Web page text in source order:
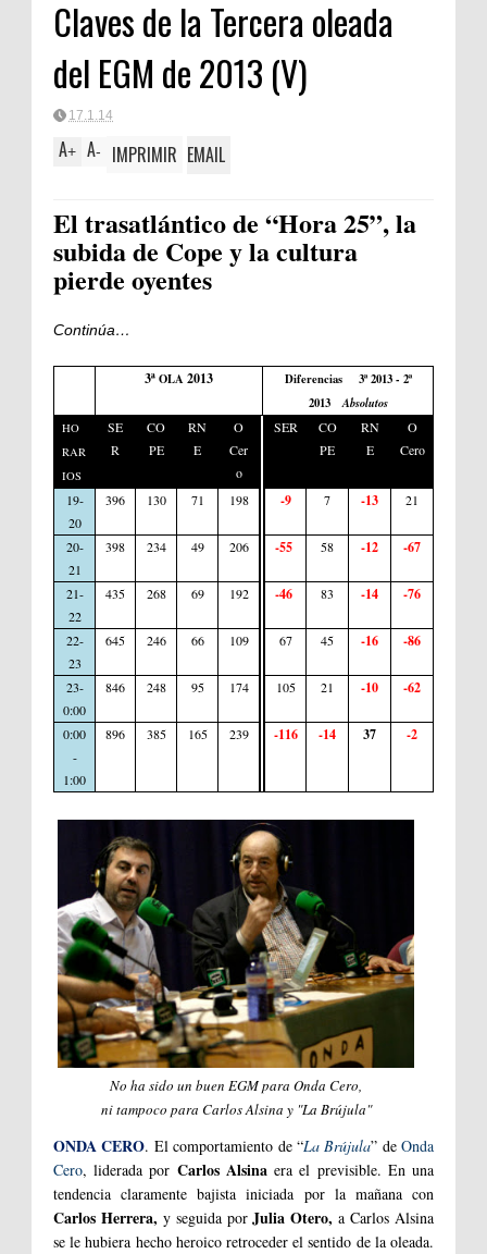
Claves de la Tercera oleada
del EGM de 2013 (V)
17.1.14
A+ A- IMPRIMIR EMAIL
El trasatlántico de “Hora 25”, la
subida de Cope y la cultura
pierde oyentes
Continúa…
3ªOLA2013
Diferencias 3ª 2013 - 2ª
2013Absolutos
HO
RAR
IOS
SE
R
CO
PE
RN
E
O
Cer
o
SER
CO
PE
RN
E
O
Cero
19-
20
396 130 71 198 -9 7 -13 21
20-
21
398 234 49 206 -55 58 -12 -67
21-
22
435 268 69 192 -46 83 -14 -76
22-
23
645 246 66 109 67 45 -16 -86
23-
0:00
846 248 95 174 105 21 -10 -62
0:00
-
1:00
896 385 165 239 -116 -14 37 -2
No ha sido un buen EGM para Onda Cero,
ni tampoco para Carlos Alsina y "La Brújula"
ONDA CERO. El comportamiento de “La Brújula” de Onda
Cero, liderada por Carlos Alsinaera el previsible. En una
tendencia claramente bajista iniciada por la mañana con
Carlos Herrera, y seguida porJulia Otero, a Carlos Alsina
se le hubiera hecho heroico retroceder el sentido de la oleada.